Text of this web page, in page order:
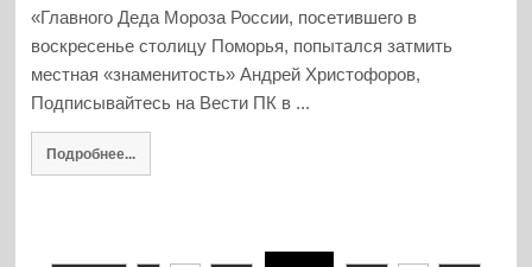
«Главного Деда Мороза России, посетившего в
воскресенье столицу Поморья, попытался затмить
местная «знаменитость» Андрей Христофоров,
Подписывайтесь на Вести ПК в ...
Подробнее...